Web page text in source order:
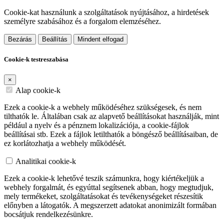
Cookie-kat használunk a szolgáltatások nyújtásához, a hirdetések
személyre szabásához és a forgalom elemzéséhez.
Bezárás Beállítás Mindent elfogad
Cookie-k testreszabása
×
Alap cookie-k
Ezek a cookie-k a webhely működéséhez szükségesek, és nem
tilthatók le. Általában csak az alapvető beállításokat használják, mint
például a nyelv és a pénznem lokalizációja, a cookie-fájlok
beállításai stb. Ezek a fájlok letilthatók a böngésző beállításaiban, de
ez korlátozhatja a webhely működését.
Analitikai cookie-k
Ezek a cookie-k lehetővé teszik számunkra, hogy kiértékeljük a
webhely forgalmát, és egyúttal segítsenek abban, hogy megtudjuk,
mely termékeket, szolgáltatásokat és tevékenységeket részesítik
előnyben a látogatók. A megszerzett adatokat anonimizált formában
bocsátjuk rendelkezésünkre.